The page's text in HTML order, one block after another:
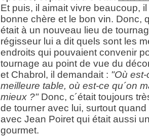
Et puis, il aimait vivre beaucoup,
bonne chère et le bon vin. Donc,
était à un nouveau lieu de
régisseur lui a dit quels sont les
endroits qui pouvaient convenir
tournage au point de vue du
et Chabrol, il demandait : "Où est-
meilleure table, où est-ce qu´on
mieux ?"Donc, c´était toujours
de tourner avec lui, surtout quand
avec Jean Poiret qui était aussi
gourmet.